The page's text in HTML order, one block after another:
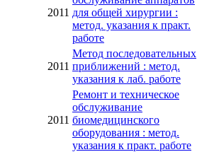
2011 для общей хирургии :
метод. указания к практ.
работе
2011
Метод последовательных
приближений : метод.
указания к лаб. работе
2011
Ремонт и техническое
обслуживание
биомедицинского
оборудования : метод.
указания к практ. работе